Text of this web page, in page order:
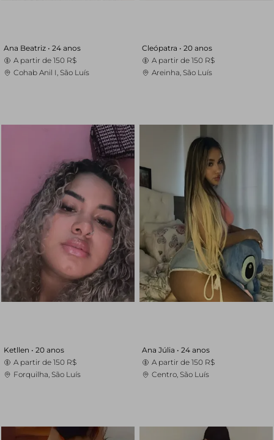
Ana Beatriz • 24 anos
A partir de 150 R$
Cohab Anil I, São Luís
Cleópatra • 20 anos
A partir de 150 R$
Areinha, São Luís
Ketllen • 20 anos
A partir de 150 R$
Forquilha, São Luís
Ana Júlia • 24 anos
A partir de 150 R$
Centro, São Luís